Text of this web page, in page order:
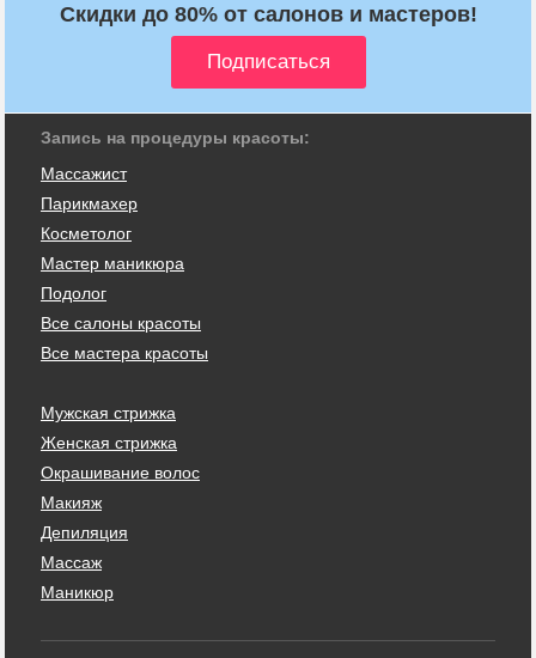
Скидки до 80% от салонов и мастеров!
Запись на процедуры красоты:
Массажист
Парикмахер
Косметолог
Мастер маникюра
Подолог
Все салоны красоты
Все мастера красоты
Мужская стрижка
Женская стрижка
Окрашивание волос
Макияж
Депиляция
Массаж
Маникюр